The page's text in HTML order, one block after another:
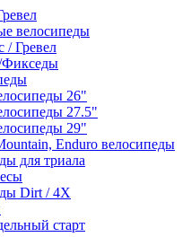
велосипеды
/ Гревел
Фикседы
26"
27.5"
29"
Enduro велосипеды
для триала
Dirt / 4X
старт